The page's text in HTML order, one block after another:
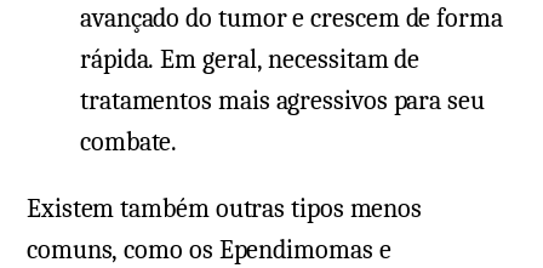
avançado do tumor e crescem de forma
rápida. Em geral, necessitam de
tratamentos mais agressivos para seu
combate.
Existem também outras tipos menos
comuns, como os Ependimomas e